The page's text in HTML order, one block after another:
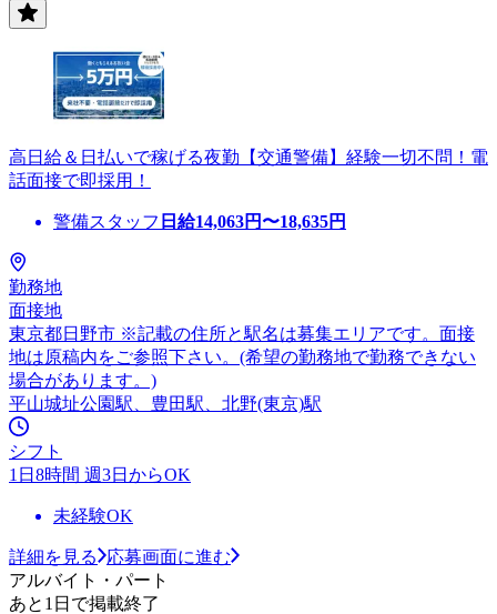
高日給＆日払いで稼げる夜勤【交通警備】経験一切不問！電
話面接で即採用！
警備スタッフ 日給14,063円〜18,635円
勤務地
面接地
東京都日野市 ※記載の住所と駅名は募集エリアです。面接
地は原稿内をご参照下さい。(希望の勤務地で勤務できない
場合があります。)
平山城址公園駅、豊田駅、北野(東京)駅
シフト
1日8時間 週3日からOK
未経験OK
詳細を見る
応募画面に進む
アルバイト・パート
あと1日で掲載終了